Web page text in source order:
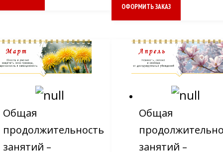
ОФОРМИТЬ ЗАКАЗ
Общая
продолжительность
занятий –
Общая
занятий –